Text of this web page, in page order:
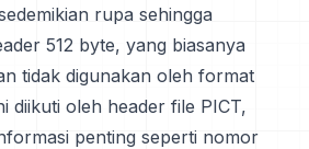
rupa sehingga
512 byte, yang biasanya
tidak digunakan oleh format
diikuti oleh header file PICT,
penting seperti nomor